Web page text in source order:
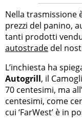
Nella trasmissione
prezzi del panino,
tanti prodotti
autostrade del
L’inchiesta ha
Autogrill, il
70 centesimi, ma
centesimi, come
cui ‘FarWest’ è in